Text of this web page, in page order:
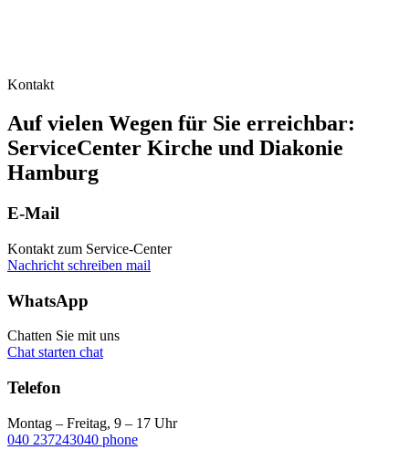
Kontakt
Auf vielen Wegen für Sie erreichbar:
ServiceCenter Kirche und Diakonie
Hamburg
E-Mail
Kontakt zum Service-Center
Nachricht schreiben mail
WhatsApp
Chatten Sie mit uns
Chat starten chat
Telefon
Montag – Freitag, 9 – 17 Uhr
040 237243040 phone